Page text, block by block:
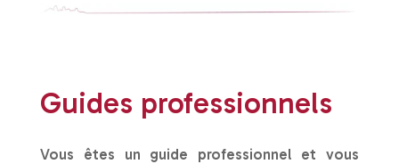
Guides professionnels
Vous êtes un guide professionnel et vous